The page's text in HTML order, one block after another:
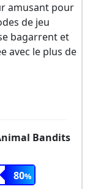
amusant pour
de jeu
bagarrent et
avec le plus de
Bandits
80